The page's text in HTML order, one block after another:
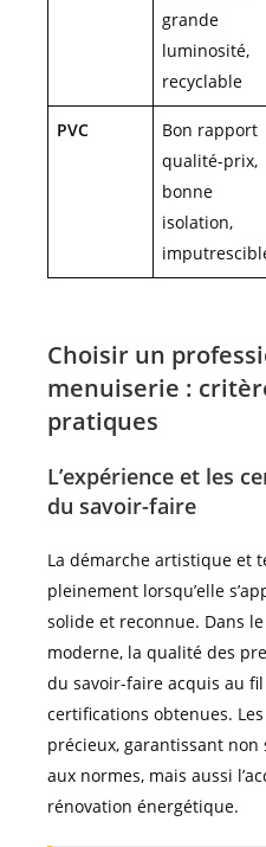
grande
luminosité,
recyclable
PVC
Bon rapport
qualité-prix,
bonne
isolation,
Choisir un
menuiserie :
pratiques
L’expérience et les
du savoir-faire
La démarche artistique et
pleinement lorsqu’elle
solide et reconnue. Dans
moderne, la qualité des
du savoir-faire acquis au
certifications obtenues.
précieux, garantissant
aux normes, mais aussi
rénovation énergétique.